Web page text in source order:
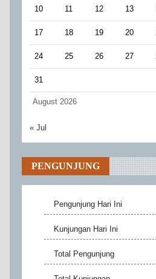
August 2026
10 11 12 13
17 18 19 20
24 25 26 27
31
« Jul
PENGUNJUNG
Pengunjung Hari Ini
Kunjungan Hari Ini
Total Pengunjung